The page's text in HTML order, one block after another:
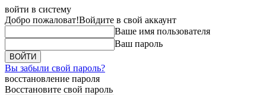
войти в систему
Добро пожаловат!Войдите в свой аккаунт
Ваше имя пользователя
Ваш пароль
Вы забыли свой пароль?
восстановление пароля
Восстановите свой пароль